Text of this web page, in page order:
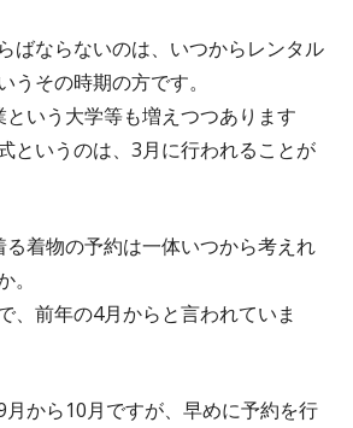
ばならないのは、いつからレンタル
うその時期の方です。
いう大学等も増えつつあります
というのは、3月に行われることが
着物の予約は一体いつから考えれ
、前年の4月からと言われていま
月から10月ですが、早めに予約を行